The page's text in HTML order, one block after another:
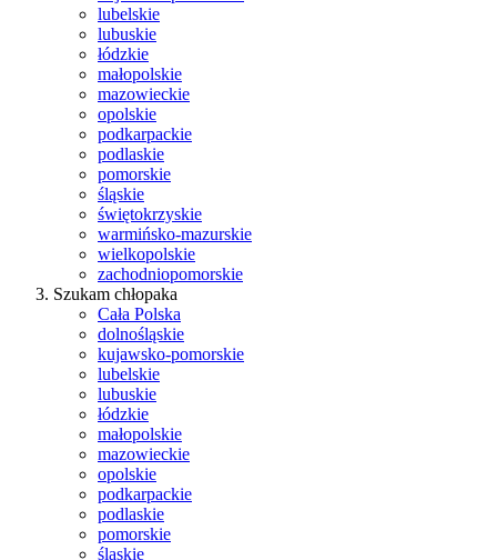
lubelskie
lubuskie
łódzkie
małopolskie
mazowieckie
opolskie
podkarpackie
podlaskie
pomorskie
śląskie
świętokrzyskie
warmińsko-mazurskie
wielkopolskie
zachodniopomorskie
Szukam chłopaka
Cała Polska
dolnośląskie
kujawsko-pomorskie
lubelskie
lubuskie
łódzkie
małopolskie
mazowieckie
opolskie
podkarpackie
podlaskie
pomorskie
śląskie